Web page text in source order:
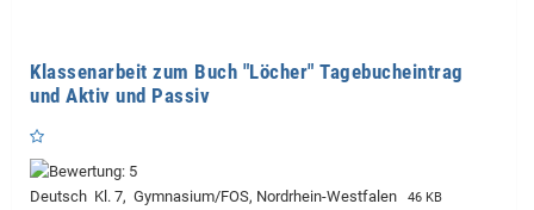
Klassenarbeit zum Buch "Löcher" Tagebucheintrag
und Aktiv und Passiv
Deutsch Kl. 7, Gymnasium/FOS, Nordrhein-Westfalen 46 KB